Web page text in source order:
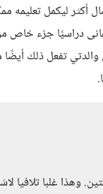
أكثر ليكمل
جزء خاص من
تفعل ذلك
وهذا غلبا تلافيا